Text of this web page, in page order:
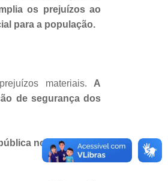
os prejuízos ao
para a população.
materiais. A
de segurança dos
no local
o mais